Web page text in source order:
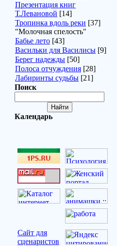
Презентация книг
Т.Левановой [14]
Тропинка вдоль реки [37]
"Молочная спелость"
Бабье лето [43]
Васильки для Василисы [9]
Берег надежды [50]
Полоса отчуждения [28]
Лабиринты судьбы [21]
Поиск
Календарь
Сайт для
сценаристов